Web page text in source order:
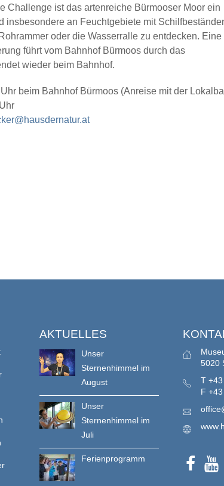
Challenge ist das artenreiche Bürmooser Moor ein
insbesondere an Feuchtgebiete mit
oder die Wasserralle zu entdecken. Eine
führt vom Bahnhof Bürmoos durch das
wieder beim Bahnhof.
beim Bahnhof Bürmoos (Anreise mit der
AKTUELLES
Unser
Sternenhimmel im
August
Unser
Sternenhimmel im
Juli
Ferienprogramm
5020
T
F